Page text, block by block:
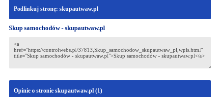
Podlinkuj stronę: skupautwaw.pl
Skup samochodów - skupautwaw.pl
Opinie o stronie skupautwaw.pl (1)